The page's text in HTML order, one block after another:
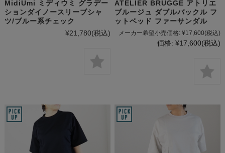
MidiUmi ミディウミ グラデー
ションダイノースリーブシャ
ツ/ブルー系チェック
¥21,780(税込)
ATELIER BRUGGE アトリエ
ブルージュ ダブルバックル フ
ットベッド ファーサンダル
メーカー希望小売価格: ¥17,600(税込)
価格: ¥17,600(税込)